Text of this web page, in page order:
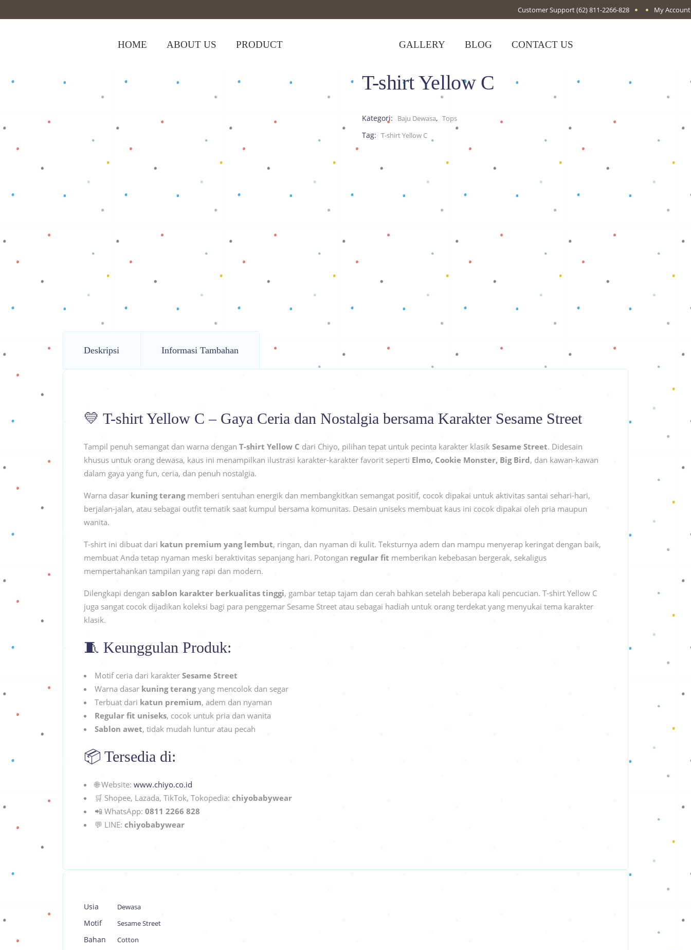
Customer Support(62) 811-2266-828 My Account
HOME ABOUT US PRODUCT GALLERY BLOG CONTACT US
Shop> Baju Dewasa T-shirt Yellow C T-shirt Yellow C
Kategori: Baju Dewasa, Tops
Tag: T-shirt Yellow C
Deskripsi Informasi Tambahan
💛 T-shirt Yellow C – Gaya Ceria dan Nostalgia bersama Karakter Sesame Street
Tampil penuh semangat dan warna dengan T-shirt Yellow C dari Chiyo, pilihan tepat untuk pecinta karakter klasik Sesame Street. Didesain
khusus untuk orang dewasa, kaus ini menampilkan ilustrasi karakter-karakter favorit seperti Elmo, Cookie Monster, Big Bird, dan kawan-kawan
dalam gaya yang fun, ceria, dan penuh nostalgia.
Warna dasar kuning terangmemberi sentuhan energik dan membangkitkan semangat positif, cocok dipakai untuk aktivitas santai sehari-hari,
berjalan-jalan, atau sebagai outfit tematik saat kumpul bersama komunitas. Desain uniseks membuat kaus ini cocok dipakai oleh pria maupun
wanita.
T-shirt ini dibuat dari katun premium yang lembut, ringan, dan nyaman di kulit. Teksturnya adem dan mampu menyerap keringat dengan baik,
membuat Anda tetap nyaman meski beraktivitas sepanjang hari. Potongan regular fit memberikan kebebasan bergerak, sekaligus
mempertahankan tampilan yang rapi dan modern.
Dilengkapi dengan sablon karakter berkualitas tinggi, gambar tetap tajam dan cerah bahkan setelah beberapa kali pencucian. T-shirt Yellow C
juga sangat cocok dijadikan koleksi bagi para penggemar Sesame Street atau sebagai hadiah untuk orang terdekat yang menyukai tema karakter
klasik.
🧵 Keunggulan Produk:
Motif ceria dari karakter Sesame Street
Warna dasar kuning terangyang mencolok dan segar
Terbuat dari katun premium, adem dan nyaman
Regular fit uniseks, cocok untuk pria dan wanita
Sablon awet, tidak mudah luntur atau pecah
📦 Tersedia di:
🌐 Website: www.chiyo.co.id
🛒 Shopee, Lazada, TikTok, Tokopedia: chiyobabywear
📲 WhatsApp: 0811 2266 828
💬 LINE: chiyobabywear
Usia Dewasa
Motif Sesame Street
Bahan Cotton